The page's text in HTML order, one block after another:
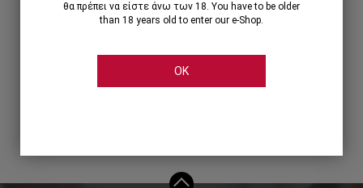
θα πρέπει να είστε άνω των 18. You have to be older
than 18 years old to enter our e-Shop.
OK